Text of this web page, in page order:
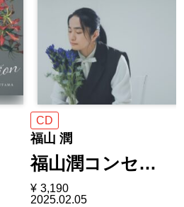
CD
福山 潤
福山潤コンセ…
¥ 3,190
2025.02.05